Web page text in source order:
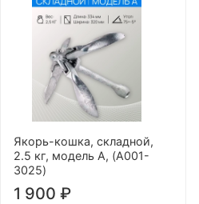
Якорь-кошка, складной,
2.5 кг, модель А, (A001-
3025)
1 900 ₽